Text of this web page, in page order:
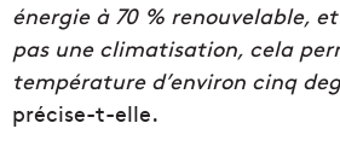
énergie à 70 % renouvelable,
pas une climatisation, cela
température d’environ cinq
précise-t-elle.